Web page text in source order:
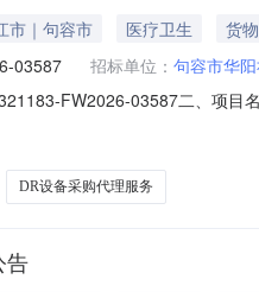
市｜句容市 医疗卫生
货物
03587 招标单位： 句容市华
FW2026-03587二、项目
服务/采购代理服务项目预算：
DR设备采购代理服务
告